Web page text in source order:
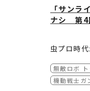
販売はあ
【TOKYO
サンライ
ンの中か
ツにプリ
■物販購入
ダム配布)
【TOKYO
O、
「サンラ
ナシ 第4
虫プロ時
アニメの
お話など
無敵ロボ ト
機動戦士ガ